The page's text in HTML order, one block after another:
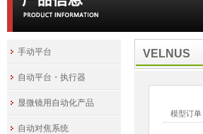
VELNUS
手动平台
自动平台・执行器
显微镜用自动化产品
自动对焦系统